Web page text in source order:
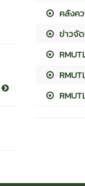
คลังค
ข่าวจั